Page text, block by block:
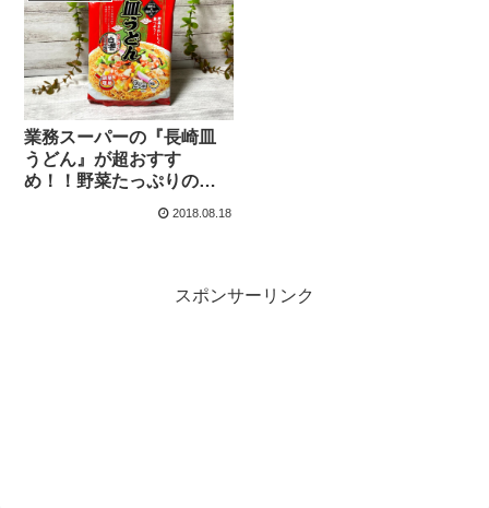
業務スーパーの『長崎皿
うどん』が超おすす
め！！野菜たっぷりのせ
2018.08.18
スポンサーリンク